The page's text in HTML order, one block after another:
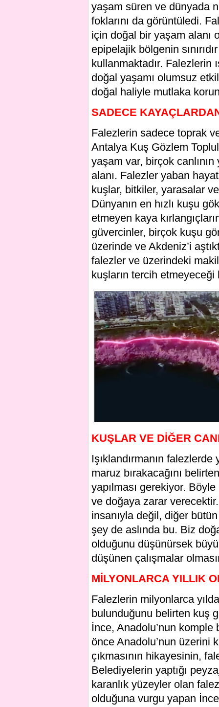
yaşam süren ve dünyada
foklarını da görüntüledi.
için doğal bir yaşam alanı
epipelajik bölgenin
kullanmaktadır. Falezlerin
doğal yaşamı olumsuz
doğal haliyle mutlaka
SADECE
Falezlerin sadece toprak
Antalya Kuş Gözlem
yaşam var, birçok
alanı. Falezler yaban
kuşlar, bitkiler, yarasalar
Dünyanın en hızlı kuşu
etmeyen kaya
güvercinler, birçok kuşu
üzerinde ve Akdeniz’i
falezler ve üzerindeki
kuşların tercih
KUŞLAR VE DİĞER
Işıklandırmanın
maruz bırakacağını
yapılması gerekiyor.
ve doğaya zarar
insanıyla değil, diğer
şey de aslında bu. Biz
olduğunu düşünürsek
düşünen çalışmalar
MİLYONLARCA YILLIK
Falezlerin milyonlarca
bulunduğunu belirten kuş
İnce, Anadolu’nun komple
önce Anadolu’nun üzerini
çıkmasının hikayesinin,
Belediyelerin yaptığı
karanlık yüzeyler olan
olduğuna vurgu yapan